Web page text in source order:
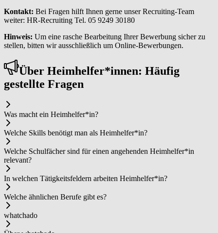
Kontakt: Bei Fragen hilft Ihnen gerne unser Recruiting-Team
weiter: HR-Recruiting Tel. 05 9249 30180
Hinweis: Um eine rasche Bearbeitung Ihrer Bewerbung sicher zu
stellen, bitten wir ausschließlich um Online-Bewerbungen.
Über Heim­hel­fer*in­nen: Häufig
gestellte Fragen
Was macht ein Heim­hel­fer*in?
Welche Skills benötigt man als Heim­hel­fer*in?
Welche Schulfächer sind für einen angehenden Heim­hel­fer*in
relevant?
In welchen Tätigkeitsfeldern arbeiten Heim­hel­fer*in?
Welche ähnlichen Berufe gibt es?
whatchado